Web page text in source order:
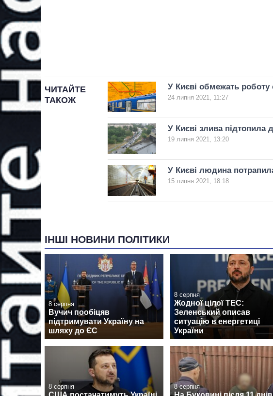
ЧИТАЙТЕ
ТАКОЖ
У Києві обмежать роботу
24 липня 2021, 11:27
У Києві злива підтопила
19 липня 2021, 13:20
У Києві людина
15 липня 2021, 18:18
ІНШІ НОВИНИ ПОЛІТИКИ
8 серпня
Вучич пообіцяв
підтримувати Україну на
шляху до ЄС
8 серпня
Жодної цілої ТЕС:
Зеленський описав
ситуацію в енергетиці
України
8 серпня 8 серпня